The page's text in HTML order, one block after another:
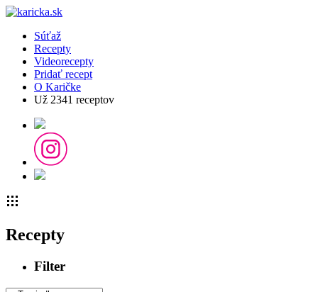
Súťaž
Recepty
Videorecepty
Pridať recept
O Karičke
Už 2341 receptov
Recepty
Filter